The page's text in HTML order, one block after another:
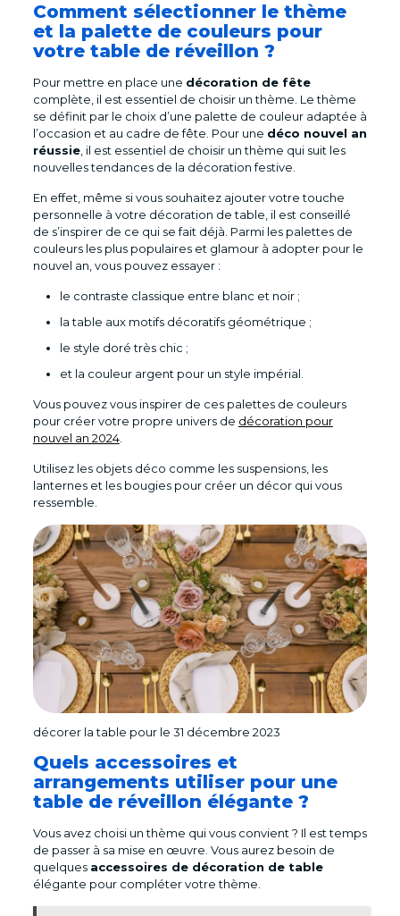
Comment sélectionner le thème
et la palette de couleurs pour
votre table de réveillon ?
Pour mettre en place une décoration de fête
complète, il est essentiel de choisir un thème. Le thème
se définit par le choix d’une palette de couleur adaptée à
l’occasion et au cadre de fête. Pour une déco nouvel an
réussie, il est essentiel de choisir un thème qui suit les
nouvelles tendances de la décoration festive.
En effet, même si vous souhaitez ajouter votre touche
personnelle à votre décoration de table, il est conseillé
de s’inspirer de ce qui se fait déjà. Parmi les palettes de
couleurs les plus populaires et glamour à adopter pour le
nouvel an, vous pouvez essayer :
le contraste classique entre blanc et noir ;
la table aux motifs décoratifs géométrique ;
le style doré très chic ;
et la couleur argent pour un style impérial.
Vous pouvez vous inspirer de ces palettes de couleurs
pour créer votre propre univers de décoration pour
nouvel an 2024.
Utilisez les objets déco comme les suspensions, les
lanternes et les bougies pour créer un décor qui vous
ressemble.
décorer la table pour le 31 décembre 2023
Quels accessoires et
arrangements utiliser pour une
table de réveillon élégante ?
Vous avez choisi un thème qui vous convient ? Il est temps
de passer à sa mise en œuvre. Vous aurez besoin de
quelques accessoires de décoration de table
élégante pour compléter votre thème.